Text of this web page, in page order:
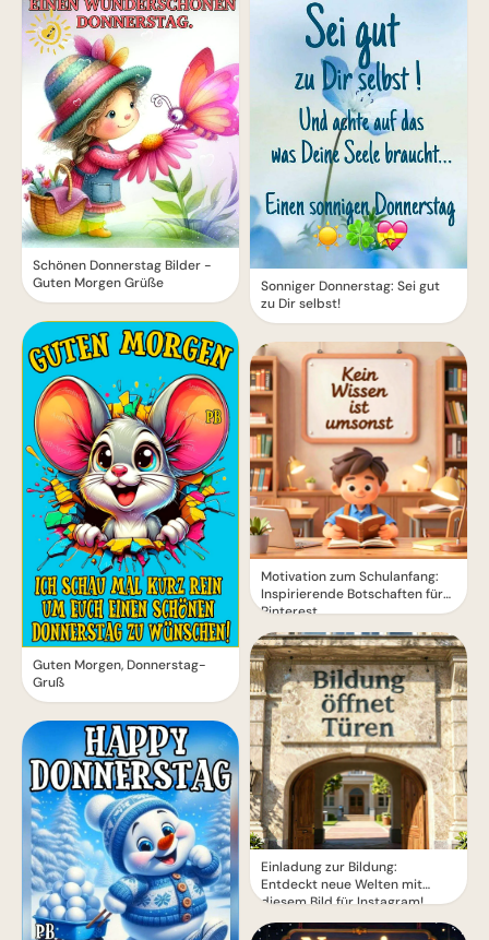
Schönen Donnerstag Bilder -
Guten Morgen Grüße
Guten Morgen, Donnerstag-
Gruß
Sonniger Donnerstag: Sei gut
zu Dir selbst!
Motivation zum Schulanfang:
Inspirierende Botschaften für
Pinterest
Einladung zur Bildung:
Entdeckt neue Welten mit
diesem Bild für Instagram!